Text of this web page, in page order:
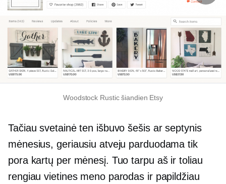
Woodstock Rustic šiandien Etsy
Tačiau svetainė ten išbuvo šešis ar septynis
mėnesius, geriausiu atveju parduodama tik
pora kartų per mėnesį. Tuo tarpu aš ir toliau
rengiau vietines meno parodas ir papildžiau